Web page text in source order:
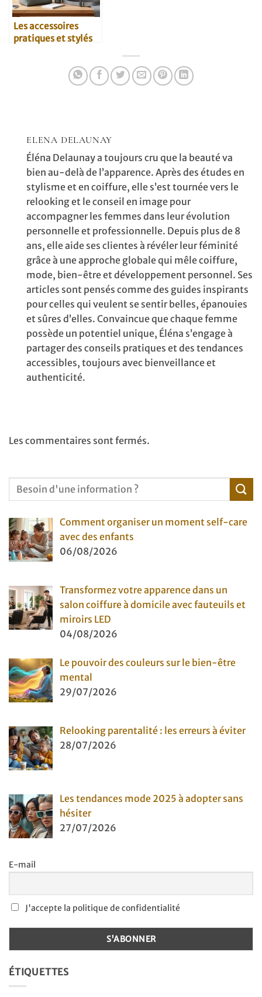
Les accessoires
pratiques et stylés
ELENA DELAUNAY
Éléna Delaunay a toujours cru que la beauté va
bien au-delà de l’apparence. Après des études en
stylisme et en coiffure, elle s’est tournée vers le
relooking et le conseil en image pour
accompagner les femmes dans leur évolution
personnelle et professionnelle. Depuis plus de 8
ans, elle aide ses clientes à révéler leur féminité
grâce à une approche globale qui mêle coiffure,
mode, bien-être et développement personnel. Ses
articles sont pensés comme des guides inspirants
pour celles qui veulent se sentir belles, épanouies
et sûres d’elles. Convaincue que chaque femme
possède un potentiel unique, Éléna s’engage à
partager des conseils pratiques et des tendances
accessibles, toujours avec bienveillance et
authenticité.
Les commentaires sont fermés.
Comment organiser un moment self-care
avec des enfants
06/08/2026
Transformez votre apparence dans un
salon coiffure à domicile avec fauteuils et
miroirs LED
04/08/2026
Le pouvoir des couleurs sur le bien-être
mental
29/07/2026
Relooking parentalité : les erreurs à éviter
28/07/2026
Les tendances mode 2025 à adopter sans
hésiter
27/07/2026
E-mail
J'accepte la politique de confidentialité
ÉTIQUETTES